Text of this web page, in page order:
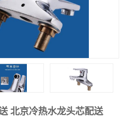
北京冷热水龙头芯配送